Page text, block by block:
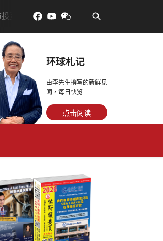
基地 • 吃對了更年輕：花青素如何守
环球札记
由李先生撰写的新鲜见
闻，每日快览
点击阅读